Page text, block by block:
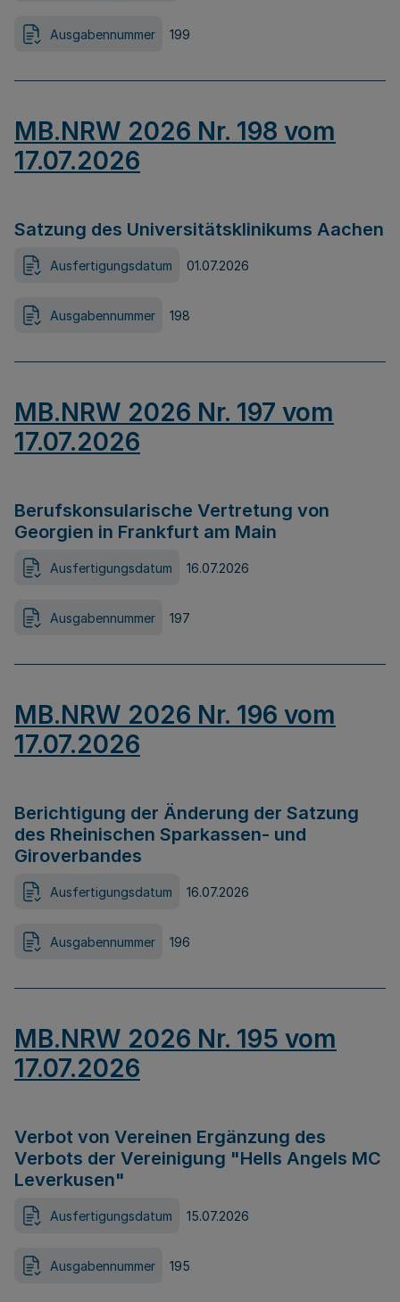
Ausgabennummer 199
MB.NRW 2026 Nr. 198 vom
17.07.2026
Satzung des Universitätsklinikums Aachen
Ausfertigungsdatum 01.07.2026
Ausgabennummer 198
MB.NRW 2026 Nr. 197 vom
17.07.2026
Berufskonsularische Vertretung von
Georgien in Frankfurt am Main
Ausfertigungsdatum 16.07.2026
Ausgabennummer 197
MB.NRW 2026 Nr. 196 vom
17.07.2026
Berichtigung der Änderung der Satzung
des Rheinischen Sparkassen- und
Giroverbandes
Ausfertigungsdatum 16.07.2026
Ausgabennummer 196
MB.NRW 2026 Nr. 195 vom
17.07.2026
Verbot von Vereinen Ergänzung des
Verbots der Vereinigung "Hells Angels MC
Leverkusen"
Ausfertigungsdatum 15.07.2026
Ausgabennummer 195